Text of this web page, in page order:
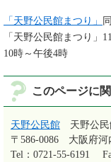
「天野公民館まつり」
「天野公民館まつり」
10時～午後4時
このページに
天野公民館
天野公
〒586-0086
大阪府河
Tel：0721-55-6191